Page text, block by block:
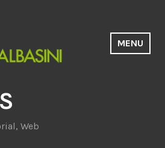
Albasini
MENU
, Web